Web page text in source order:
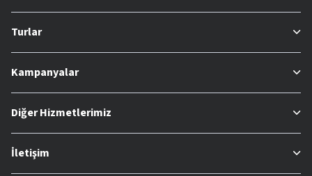
Turlar
Kampanyalar
Diğer Hizmetlerimiz
İletişim